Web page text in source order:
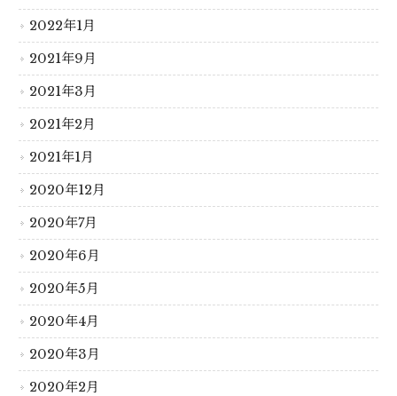
2022年1月
2021年9月
2021年3月
2021年2月
2021年1月
2020年12月
2020年7月
2020年6月
2020年5月
2020年4月
2020年3月
2020年2月